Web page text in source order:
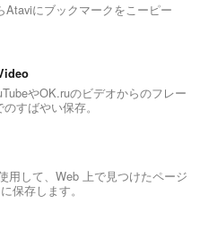
Ataviにブックマークをこーピー
やOK.ruのビデオからのフレー
すばやい保存。
用して、Web 上で見つけたページ
保存します。